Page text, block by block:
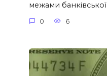
межами банківської
0 6